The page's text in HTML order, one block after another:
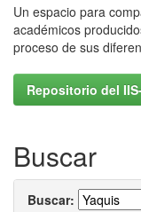
Un espacio para
académicos
proceso de sus
Repositorio del
Buscar
Buscar: